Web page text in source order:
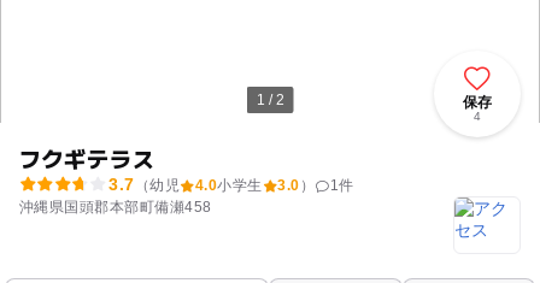
1 / 2
フクギテラス
3.7 （幼児 4.0小学生 3.0 ） 1件
沖縄県国頭郡本部町備瀬458
保存
4